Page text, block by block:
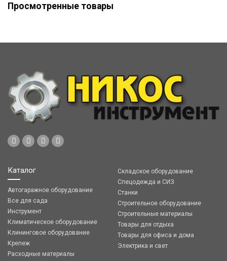
Просмотренные товары
Каталог
Автогаражное оборудование
Все для сада
Инструмент
Климатическое оборудование
Клининговое оборудование
Крепеж
Расходные материалы
Складское оборудование
Спецодежда и СИЗ
Станки
Строительное оборудование
Строительные материалы
Товары для отдыха
Товары для офиса и дома
Электрика и свет